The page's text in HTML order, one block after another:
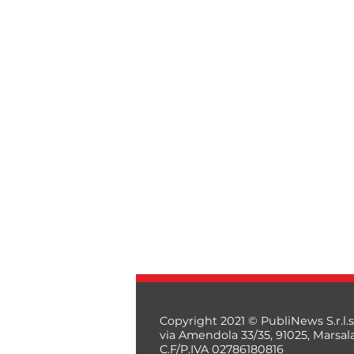
Copyright 2021 © PubliNews
via Amendola 33/35, 91025,
C.F/P.IVA 02786180816